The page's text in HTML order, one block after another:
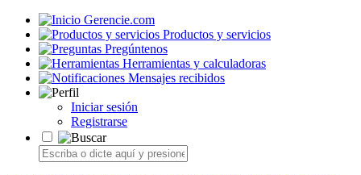
Gerencie.com
Productos y servicios
Pregúntenos
Herramientas y calculadoras
Mensajes recibidos
Iniciar sesión
Registrarse